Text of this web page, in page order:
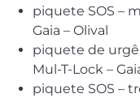
piquete SOS –
Gaia – Olival
piquete de
Mul-T-Lock –
piquete SOS –